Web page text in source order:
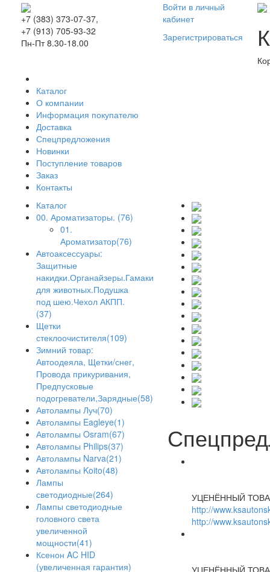
+7 (383) 373-07-37,
+7 (913) 705-93-32
Пн-Пт 8.30-18.00
Войти в личный
кабинет
Зарегистрироваться
Каталог
О компании
Информация покупателю
Доставка
Спецпредложения
Новинки
Поступление товаров
Заказ
Контакты
Каталог
00. Ароматизаторы. (76)
01.
Ароматизатор(76)
Автоаксессуары:
Защитные
накидки.Органайзеры.Гамаки
для животных.Подушка
под шею.Чехол АКПП.
(37)
Щетки
стеклоочистителя(109)
Зимний товар:
Автоодеяла, Щетки/снег,
Провода прикуривания,
Предпусковые
подогреватели,Зарядные(58)
Автолампы Луч(70)
Автолампы Eagleye(1)
Автолампы Osram(67)
Автолампы Philips(37)
Автолампы Narva(21)
Автолампы Koito(48)
Лампы
светодиодные(264)
Лампы светодиодные
головного света
увеличенной
мощности(41)
Ксенон AC HID
(увеличенная гарантия)
УЦЕНЁННЫЙ
http://
http://
УЦЕНЁННЫЙ